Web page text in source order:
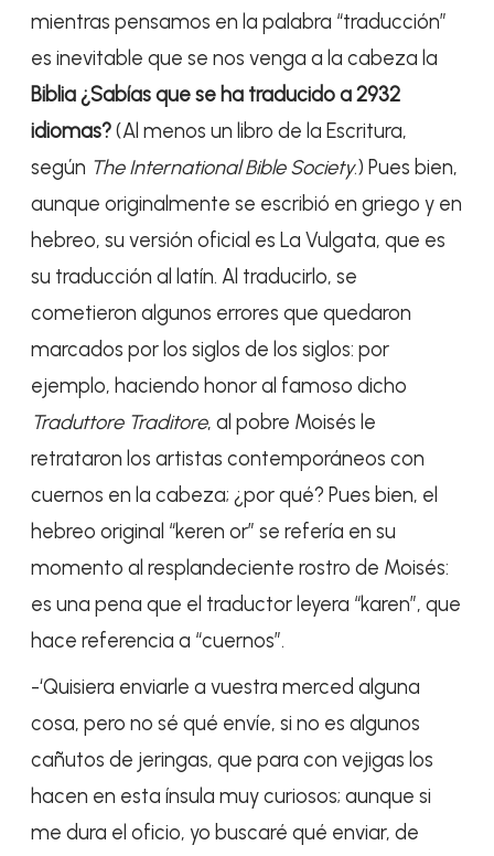
mientras pensamos en la palabra “traducción”
es inevitable que se nos venga a la cabeza la
Biblia ¿Sabías que se ha traducido a 2932
idiomas?(Al menos un libro de la Escritura,
según The International Bible Society.) Pues bien,
aunque originalmente se escribió en griego y en
hebreo, su versión oficial es La Vulgata, que es
su traducción al latín. Al traducirlo, se
cometieron algunos errores que quedaron
marcados por los siglos de los siglos: por
ejemplo, haciendo honor al famoso dicho
Traduttore Traditore, al pobre Moisés le
retrataron los artistas contemporáneos con
cuernos en la cabeza; ¿por qué? Pues bien, el
hebreo original “keren or” se refería en su
momento al resplandeciente rostro de Moisés:
es una pena que el traductor leyera “karen”, que
hace referencia a “cuernos”.
-‘Quisiera enviarle a vuestra merced alguna
cosa, pero no sé qué envíe, si no es algunos
cañutos de jeringas, que para con vejigas los
hacen en esta ínsula muy curiosos; aunque si
me dura el oficio, yo buscaré qué enviar, de